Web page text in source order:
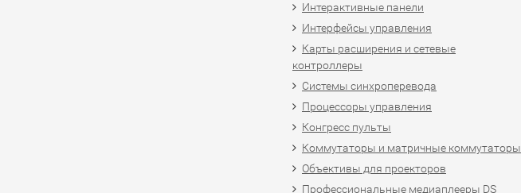
Интерактивные панели
Интерфейсы управления
Карты расширения и сетевые
контроллеры
Системы синхроперевода
Процессоры управления
Конгресс пульты
Коммутаторы и матричные коммутаторы
Объективы для проекторов
Профессиональные медиаплееры DS